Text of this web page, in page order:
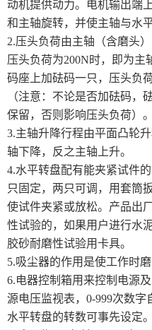
陶瓷砖系列
土工类试验仪器
建筑节能类试验仪器
塑料管材检测试验机
动机提供动力。电机输出端
和主轴旋转，并使主轴与水
2.压头负荷由主轴（含磨头
压头负荷为200N时，即为主
码座上加砝码一只，压头负
（注意：不论是否加砝码，
保留，否则影响压头负荷）。
3.主轴升降行程由平面凸轮
轴下降，反之主轴上升。
4.水平转盘配有能夹紧试件
只固定，两只可调，用套筒
使试件夹紧或放松。产品出
性试验的，如果用户进行水
胶砂耐磨性试验用卡具。
5.吸尘器的作用是使工作时
6.电器控制箱用来控制电源
源电压监视表，0-999次数字
水平转盘的转数可事先设定